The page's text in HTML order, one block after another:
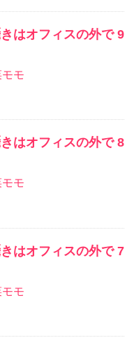
はオフィスの外で 9
モ
はオフィスの外で 8
モ
はオフィスの外で 7
モ